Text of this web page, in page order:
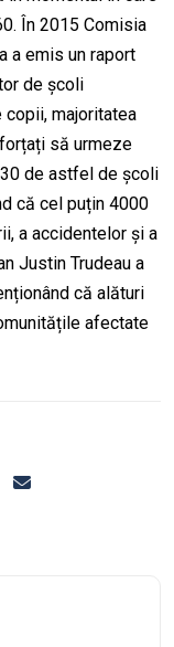
În 2015 Comisia
a emis un raport
de școli
majoritatea
să urmeze
de astfel de școli
că cel puțin 4000
a accidentelor și a
Justin Trudeau a
că alături
afectate